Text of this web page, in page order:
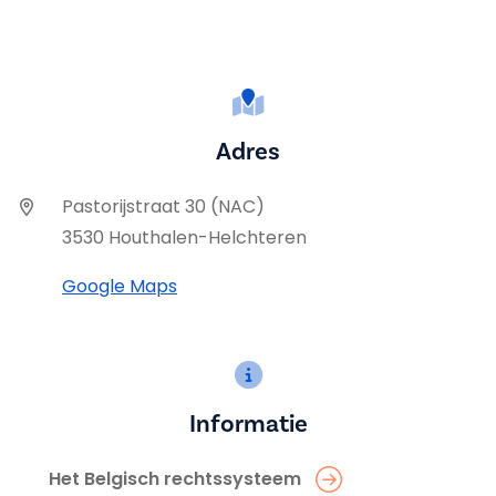
Adres
Pastorijstraat 30 (NAC)
3530 Houthalen-Helchteren
Google Maps
Informatie
Het Belgisch rechtssysteem